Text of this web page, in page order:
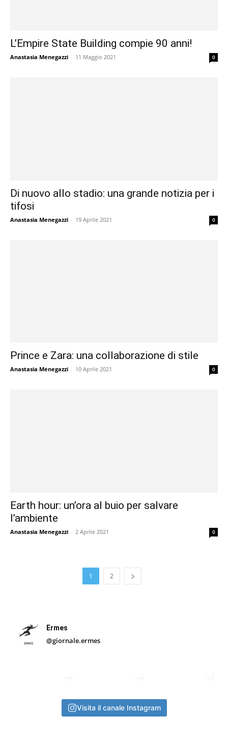
L’Empire State Building compie 90 anni!
Anastasia Menegazzi - 11 Maggio 2021 0
Di nuovo allo stadio: una grande notizia per i
tifosi
Anastasia Menegazzi - 19 Aprile 2021 0
Prince e Zara: una collaborazione di stile
Anastasia Menegazzi - 10 Aprile 2021 0
Earth hour: un’ora al buio per salvare
l’ambiente
Anastasia Menegazzi - 2 Aprile 2021 0
1 2
Ermes
@giornale.ermes
Visita il canale Instagram